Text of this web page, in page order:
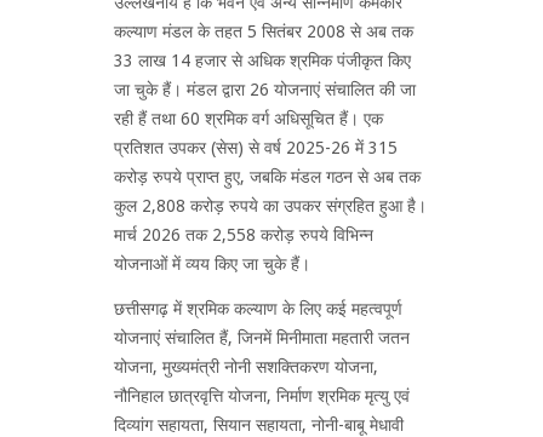
कल्याण मंडल के तहत 5 सितंबर 2008 से अब तक
33 लाख 14 हजार से अधिक श्रमिक पंजीकृत किए
जा चुके हैं। मंडल द्वारा 26 योजनाएं संचालित की जा
रही हैं तथा 60 श्रमिक वर्ग अधिसूचित हैं। एक
प्रतिशत उपकर (सेस) से वर्ष 2025-26 में 315
करोड़ रुपये प्राप्त हुए, जबकि मंडल गठन से अब तक
कुल 2,808 करोड़ रुपये का उपकर संग्रहित हुआ है।
मार्च 2026 तक 2,558 करोड़ रुपये विभिन्न
योजनाओं में व्यय किए जा चुके हैं।
छत्तीसगढ़ में श्रमिक कल्याण के लिए कई महत्वपूर्ण
योजनाएं संचालित हैं, जिनमें मिनीमाता महतारी जतन
योजना, मुख्यमंत्री नोनी सशक्तिकरण योजना,
नौनिहाल छात्रवृत्ति योजना, निर्माण श्रमिक मृत्यु एवं
दिव्यांग सहायता, सियान सहायता, नोनी-बाबू मेधावी